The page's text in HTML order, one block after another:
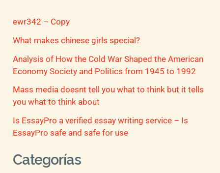
ewr342 – Copy
What makes chinese girls special?
Analysis of How the Cold War Shaped the American
Economy Society and Politics from 1945 to 1992
Mass media doesnt tell you what to think but it tells
you what to think about
Is EssayPro a verified essay writing service – Is
EssayPro safe and safe for use
Categorías